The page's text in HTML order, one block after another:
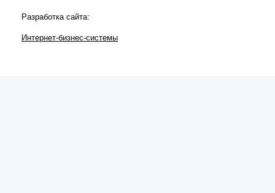
Разработка сайта:
Интернет-бизнес-системы